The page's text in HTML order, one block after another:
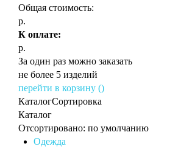
Общая стоимость:
р.
К оплате:
р.
За один раз можно заказать
не более 5 изделий
перейти в корзину ()
КаталогСортировка
Каталог
Отсортировано: по умолчанию
Одежда